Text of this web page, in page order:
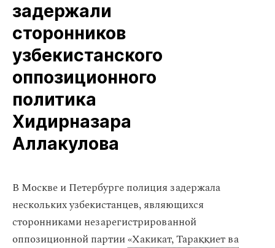
задержали
сторонников
узбекистанского
оппозиционного
политика
Хидирназара
Аллакулова
В Москве и Петербурге полиция задержала
нескольких узбекистанцев, являющихся
сторонниками незарегистрированной
оппозиционной партии«Хакикат, Тараққиет ва